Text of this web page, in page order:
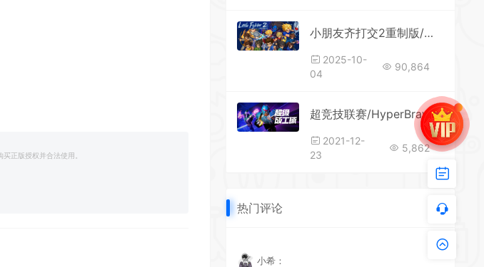
正版授权并合法使用。
小朋友齐打交2重制版/小斗士2重制版
2025-10-
04
90,864
超竞技联赛/HyperBrawl Tournament（v5694434）
2021-12-
23
5,862
热门评论
小希：